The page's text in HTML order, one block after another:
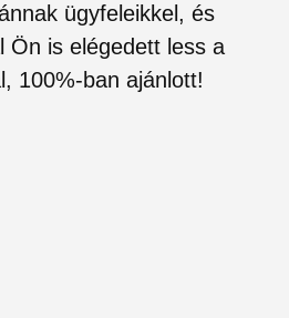
ügyfeleikkel, és
Ön is elégedett less a
100%-ban ajánlott!